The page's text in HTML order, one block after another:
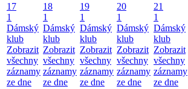
17
1
Dámský
klub
Zobrazit
všechny
záznamy
ze dne
18
1
Dámský
klub
Zobrazit
všechny
záznamy
ze dne
19
1
Dámský
klub
Zobrazit
všechny
záznamy
ze dne
20
1
Dámský
klub
Zobrazit
všechny
záznamy
ze dne
21
1
Dámský
klub
Zobrazit
všechny
záznamy
ze dne